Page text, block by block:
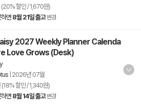
(20% 할인 / 1,670원)
면8월 21일 출고 변경
2027 Weekly Planner Calenda
Love Grows (Desk)
2026년 07월
(18% 할인 / 1,340원)
면8월 14일 출고 변경